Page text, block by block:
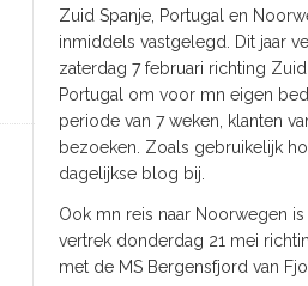
Zuid Spanje, Portugal en
inmiddels vastgelegd. Dit jaar
zaterdag 7 februari richting
Portugal om voor mn eigen
periode van 7 weken, klanten
bezoeken. Zoals gebruikelijk
dagelijkse blog bij.
Ook mn reis naar Noorwegen
vertrek donderdag 21 mei
met de MS Bergensfjord van